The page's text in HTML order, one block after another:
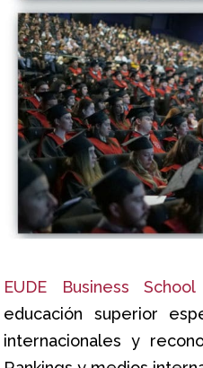
EUDE Business School
educación superior
internacionales y